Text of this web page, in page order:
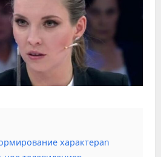
характераn